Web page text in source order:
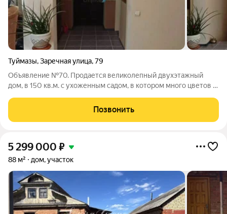
Туймазы,Заречная улица,79
Объявление №70. Продается великолепный двухэтажный
дом, в 150 кв.м. с ухоженным садом, в котором много цветов и
районе со всей необходимой инфраструктурой. В доме два
этажа и теплый подвал, во
Позвонить
5 299 000 ₽
88 м² дом, участок